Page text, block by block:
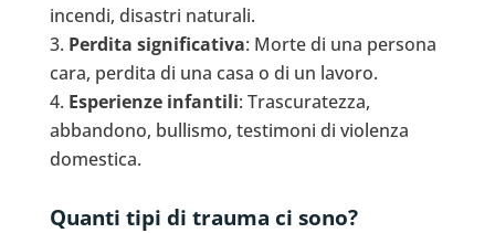
incendi, disastri naturali.
Perdita significativa: Morte di una persona
cara, perdita di una casa o di un lavoro.
Esperienze infantili: Trascuratezza,
abbandono, bullismo, testimoni di violenza
domestica.
Quanti tipi di trauma ci sono?